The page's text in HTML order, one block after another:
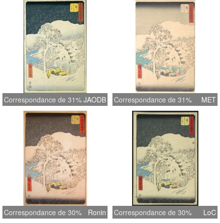
Correspondance de 31% JAODB Correspondance de 31% MET
Correspondance de 30% Ronin Correspondance de 30% LoC